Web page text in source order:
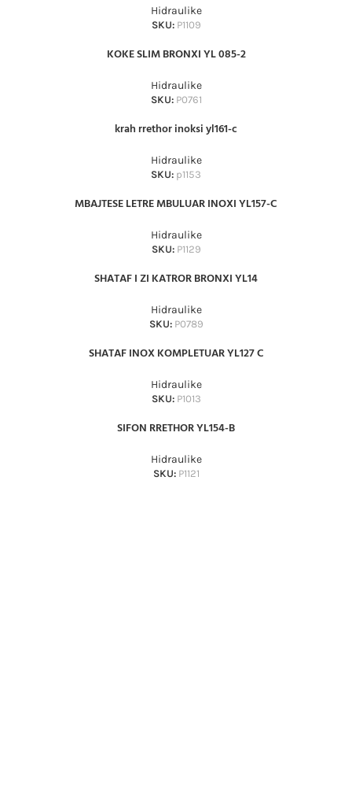
Hidraulike
SKU: P1109
KOKE SLIM BRONXI YL 085-2
Hidraulike
SKU: P0761
krah rrethor inoksi yl161-c
Hidraulike
SKU: p1153
MBAJTESE LETRE MBULUAR INOXI YL157-C
Hidraulike
SKU: P1129
SHATAF I ZI KATROR BRONXI YL14
Hidraulike
SKU: P0789
SHATAF INOX KOMPLETUAR YL127 C
Hidraulike
SKU: P1013
SIFON RRETHOR YL154-B
Hidraulike
SKU: P1121